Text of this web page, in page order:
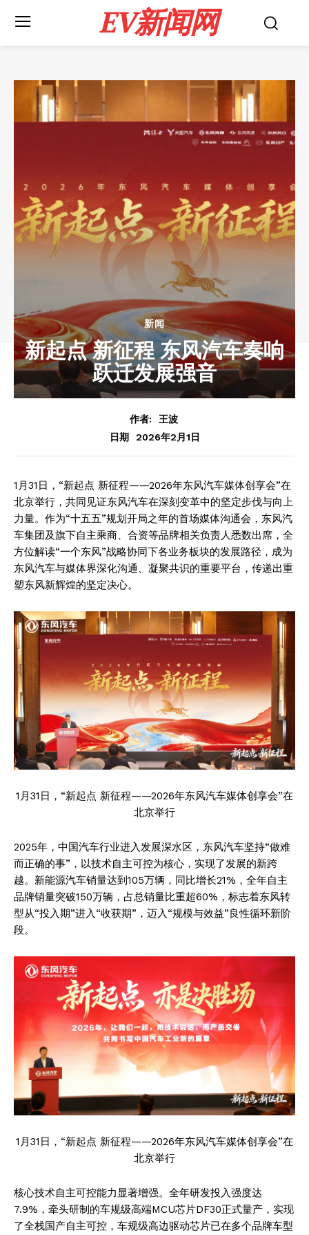
EV新闻网
新闻
新起点 新征程 东风汽车奏响
跃迁发展强音
作者:
王波
日期
2026年2月1日
1月31日，“新起点 新征程——2026年东风汽车媒体创享会”在
北京举行，共同见证东风汽车在深刻变革中的坚定步伐与向上
力量。作为“十五五”规划开局之年的首场媒体沟通会，东风汽
车集团及旗下自主乘商、合资等品牌相关负责人悉数出席，全
方位解读“一个东风”战略协同下各业务板块的发展路径，成为
东风汽车与媒体界深化沟通、凝聚共识的重要平台，传递出重
塑东风新辉煌的坚定决心。
1月31日，“新起点 新征程——2026年东风汽车媒体创享会”在
北京举行
2025年，中国汽车行业进入发展深水区，东风汽车坚持“做难
而正确的事”，以技术自主可控为核心，实现了发展的新跨
越。新能源汽车销量达到105万辆，同比增长21%，全年自主
品牌销量突破150万辆，占总销量比重超60%，标志着东风转
型从“投入期”进入“收获期”，迈入“规模与效益”良性循环新阶
段。
1月31日，“新起点 新征程——2026年东风汽车媒体创享会”在
北京举行
核心技术自主可控能力显著增强。全年研发投入强度达
7.9%，牵头研制的车规级高端MCU芯片DF30正式量产，实现
了全栈国产自主可控，车规级高边驱动芯片已在多个品牌车型